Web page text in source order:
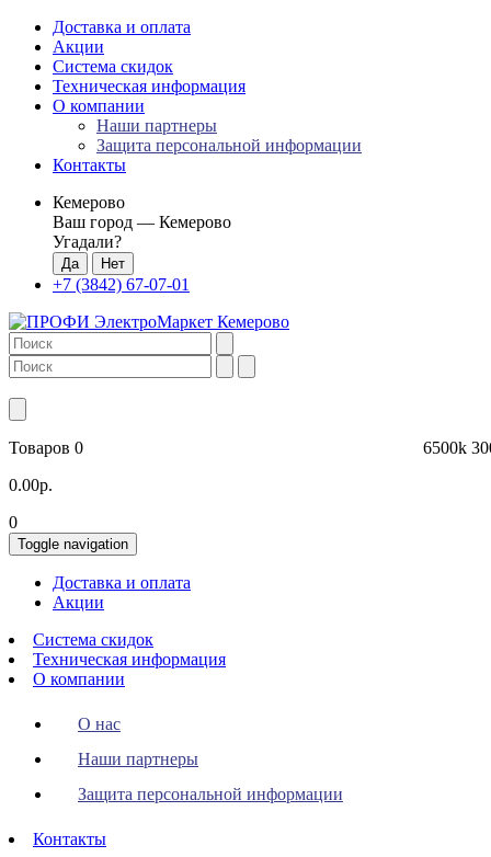
Доставка и оплата
Акции
Система скидок
Техническая информация
О компании
Наши партнеры
Защита персональной информации
Контакты
Кемерово
Ваш город — Кемерово
Угадали?
+7 (3842) 67-07-01
Товаров 0
0.00р.
0
Toggle navigation
Доставка и оплата
Акции
Система скидок
Техническая информация
О компании
О нас
Наши партнеры
Защита персональной информации
Контакты
6500k